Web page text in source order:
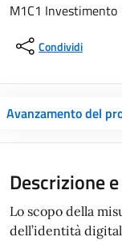
M1C1 Investimento
Condividi
Avanzamento del
Descrizione
Lo scopo della
dell’identità